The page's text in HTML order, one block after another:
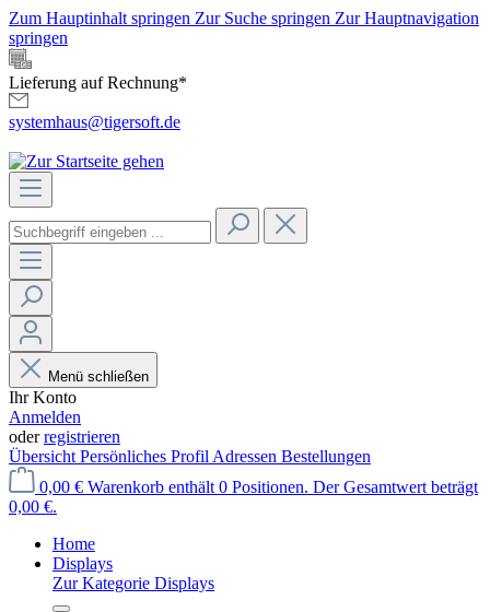
Zum Hauptinhalt springen Zur Suche springen Zur Hauptnavigation
springen
Lieferung auf Rechnung*
systemhaus@tigersoft.de
Menü schließen
Ihr Konto
Anmelden
oderregistrieren
Übersicht Persönliches Profil Adressen Bestellungen
0,00 € Warenkorb enthält 0 Positionen. Der Gesamtwert beträgt
0,00 €.
Home
Displays
Zur Kategorie Displays